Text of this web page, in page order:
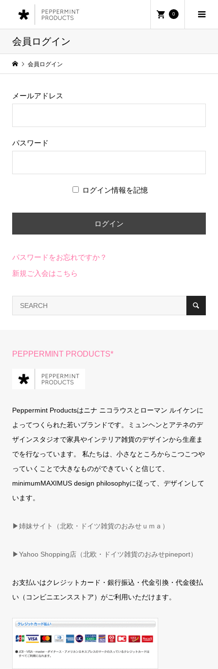
0
会員ログイン
会員ログイン
メールアドレス
パスワード
ログイン情報を記憶
パスワードをお忘れですか？
新規ご入会はこちら
PEPPERMINT PRODUCTS*
Peppermint Productsはニナ ニコラウスとローマン ルイケンに
よってつくられた若いブランドです。ミュンヘンとアテネのデ
ザインスタジオで家具やインテリア雑貨のデザインから生産ま
でを行なっています。 私たちは、小さなところからこつこつや
っていくことで大きなものができていくと信じて、
minimumMAXIMUS design philosophyに従って、デザインして
います。
▶姉妹サイト（北欧・ドイツ雑貨のおみせｕｍａ）
▶Yahoo Shopping店（北欧・ドイツ雑貨のおみせpineport）
お支払いはクレジットカード・銀行振込・代金引換・代金後払
い（コンビニエンスストア）がご利用いただけます。